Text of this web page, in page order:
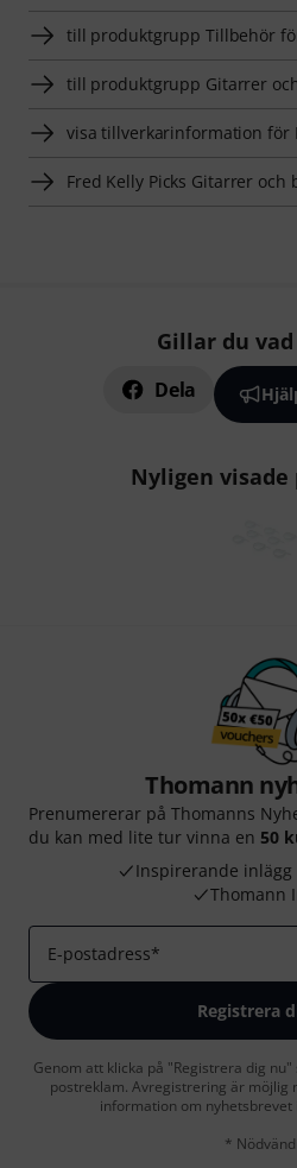
till produktgrupp Tillbehör
till produktgrupp Gitarrer
visa tillverkarinformation för
Fred Kelly Picks Gitarrer och
Gillar du vad
Dela
Nyligen
Thomann
Prenumererar på Thomanns
du kan med lite tur vinna en 50
Inspirerande inlägg
Thomann
E-postadress*
Registrera
Genom att klicka på "Registrera dig
postreklam. Avregistrering är möjlig
information om nyhetsbrevet
*